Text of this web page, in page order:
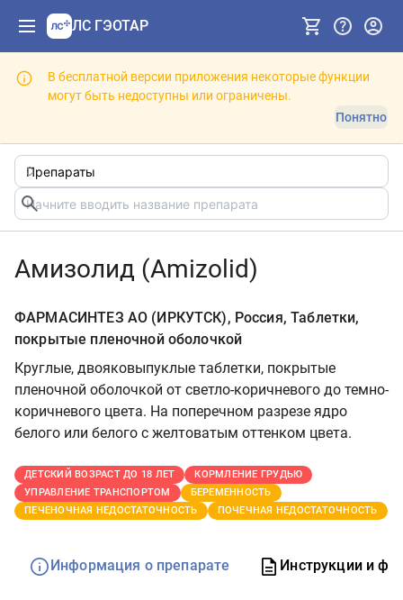
ЛС ГЭОТАР
В бесплатной версии приложения некоторые функции
могут быть недоступны или ограничены.
Понятно
Амизолид (Amizolid)
ФАРМАСИНТЕЗ АО (ИРКУТСК), Россия, Таблетки,
покрытые пленочной оболочкой
Круглые, двояковыпуклые таблетки, покрытые
пленочной оболочкой от светло-коричневого до темно-
коричневого цвета. На поперечном разрезе ядро
белого или белого с желтоватым оттенком цвета.
ДЕТСКИЙ ВОЗРАСТ ДО 18 ЛЕТ
КОРМЛЕНИЕ ГРУДЬЮ
УПРАВЛЕНИЕ ТРАНСПОРТОМ
БЕРЕМЕННОСТЬ
ПЕЧЕНОЧНАЯ НЕДОСТАТОЧНОСТЬ
ПОЧЕЧНАЯ НЕДОСТАТОЧНОСТЬ
Информация о препарате Инструкции и